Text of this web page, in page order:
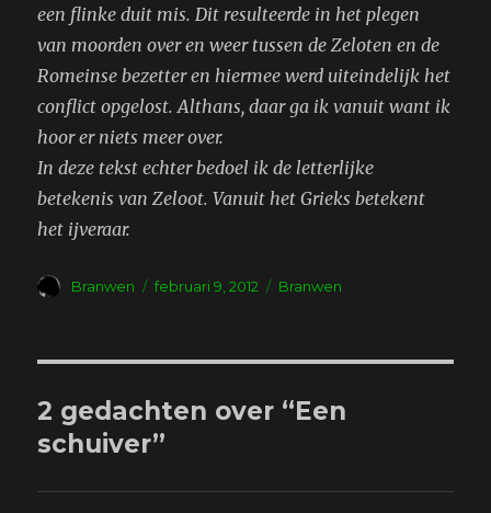
een flinke duit mis. Dit resulteerde in het plegen
van moorden over en weer tussen de Zeloten en de
Romeinse bezetter en hiermee werd uiteindelijk het
conflict opgelost. Althans, daar ga ik vanuit want ik
hoor er niets meer over.
In deze tekst echter bedoel ik de letterlijke
betekenis van Zeloot. Vanuit het Grieks betekent
het ijveraar.
Auteur
Branwen
Geplaatst
februari 9, 2012 Tags
Branwen
2 gedachten over “Een
schuiver”